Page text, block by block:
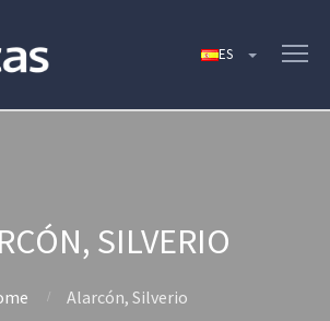
SILVERIO
Alarcón, Silverio